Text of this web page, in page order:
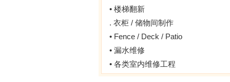
• 楼梯翻新
. 衣柜 / 储物间制作
• Fence / Deck / Patio
• 漏水维修
• 各类室内维修工程